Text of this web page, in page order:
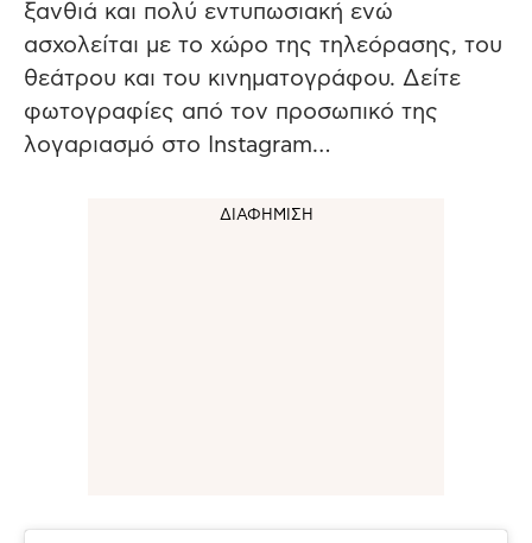
ξανθιά και πολύ εντυπωσιακή ενώ
ασχολείται με το χώρο της τηλεόρασης, του
θεάτρου και του κινηματογράφου. Δείτε
φωτογραφίες από τον προσωπικό της
λογαριασμό στο Instagram…